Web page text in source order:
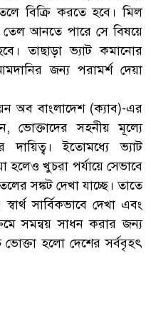
বিক্রি করতে হবে। মিল
তেল আনতে পারে সে বিষয়ে
তাছাড়া ভ্যাট কমানোর
জন্য পরামর্শ দেয়া
অব বাংলাদেশ (ক্যাব)-এর
ভোক্তাদের সহনীয় মূল্যে
ইতোমধ্যে ভ্যাট
খুচরা পর্যায়ে সেভাবে
সঙ্কট দেখা যাচ্ছে। তাতে
সার্বিকভাবে দেখা এবং
সমন্বয় সাধন করার জন্য
হলো দেশের সর্ববৃহৎ